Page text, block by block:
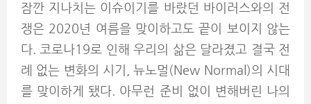
잠깐 지나치는 이슈이기를 바랐던 바이러스와의 전
쟁은 2020년 여름을 맞이하고도 끝이 보이지 않는
다. 코로나19로 인해 우리의 삶은 달라졌고 결국 전
례 없는 변화의 시기, 뉴노멀(New Normal)의 시대
를 맞이하게 됐다. 아무런 준비 없이 변해버린 나의